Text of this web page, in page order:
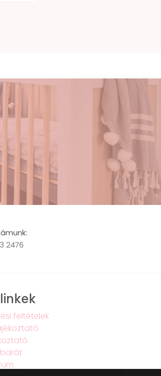
2476
feltételek